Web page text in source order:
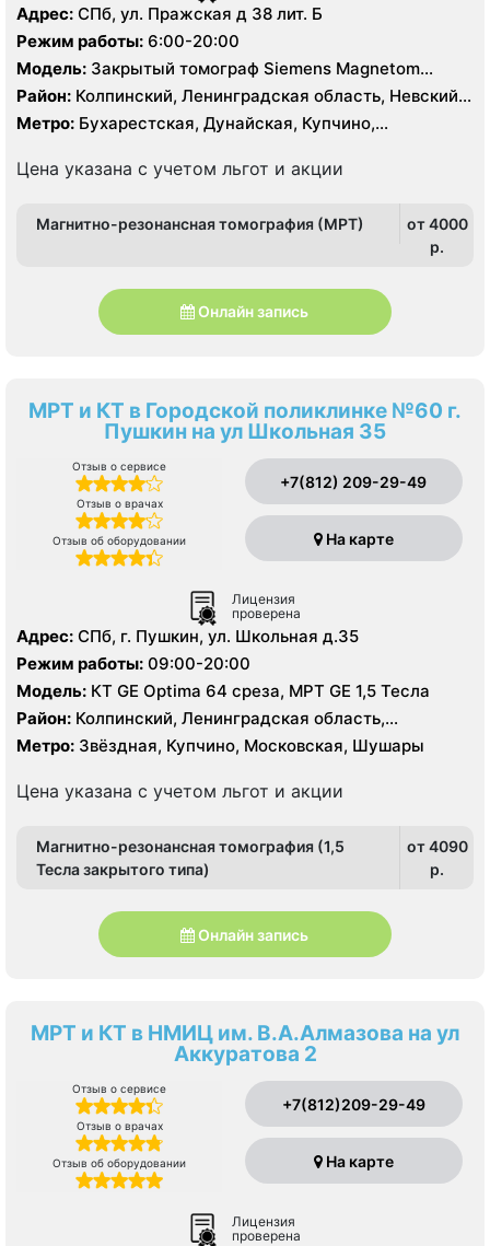
Адрес: СПб, ул. Пражская д 38 лит. Б
Режим работы: 6:00-20:00
Модель: Закрытый томограф Siemens Magnetom
Symphony 1.5 Тесла
Район: Колпинский, Ленинградская область, Невский,
Фрунзенский
Метро: Бухарестская, Дунайская, Купчино,
Рыбацкое, Улица Дыбенко
Цена указана с учетом льгот и акции
Магнитно-резонансная томография (МРТ)
от 4000
p.
Онлайн запись
МРТ и КТ в Городской поликлинке №60 г.
Пушкин на ул Школьная 35
Отзыв о сервисе
Отзыв о врачах
Отзыв об оборудовании
+7(812) 209-29-49
На карте
Лицензия
проверена
Адрес: СПб, г. Пушкин, ул. Школьная д.35
Режим работы: 09:00-20:00
Модель: КТ GE Optima 64 среза, МРТ GE 1,5 Тесла
Район: Колпинский, Ленинградская область,
Пушкинский
Метро: Звёздная, Купчино, Московская, Шушары
Цена указана с учетом льгот и акции
Магнитно-резонансная томография (1,5
Тесла закрытого типа)
от 4090
p.
Онлайн запись
МРТ и КТ в НМИЦ им. В.А.Алмазова на ул
Аккуратова 2
Отзыв о сервисе
Отзыв о врачах
Отзыв об оборудовании
+7(812)209-29-49
На карте
Лицензия
проверена